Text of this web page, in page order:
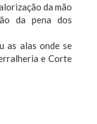
da mão
da pena dos
as alas onde se
e Corte